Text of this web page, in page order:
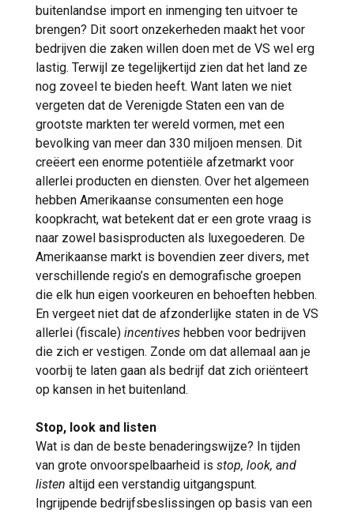
buitenlandse import en inmenging ten uitvoer te
brengen? Dit soort onzekerheden maakt het voor
bedrijven die zaken willen doen met de VS wel erg
lastig. Terwijl ze tegelijkertijd zien dat het land ze
nog zoveel te bieden heeft. Want laten we niet
vergeten dat de Verenigde Staten een van de
grootste markten ter wereld vormen, met een
bevolking van meer dan 330 miljoen mensen. Dit
creëert een enorme potentiële afzetmarkt voor
allerlei producten en diensten. Over het algemeen
hebben Amerikaanse consumenten een hoge
koopkracht, wat betekent dat er een grote vraag is
naar zowel basisproducten als luxegoederen. De
Amerikaanse markt is bovendien zeer divers, met
verschillende regio’s en demografische groepen
die elk hun eigen voorkeuren en behoeften hebben.
En vergeet niet dat de afzonderlijke staten in de VS
allerlei (fiscale) incentives hebben voor bedrijven
die zich er vestigen. Zonde om dat allemaal aan je
voorbij te laten gaan als bedrijf dat zich oriënteert
op kansen in het buitenland.
Stop, look and listen
Wat is dan de beste benaderingswijze? In tijden
van grote onvoorspelbaarheid is stop, look, and
listen altijd een verstandig uitgangspunt.
Ingrijpende bedrijfsbeslissingen op basis van een